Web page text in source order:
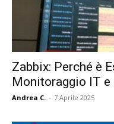
Zabbix: Perché è
Monitoraggio IT e
Andrea C. - 7 Aprile 2025